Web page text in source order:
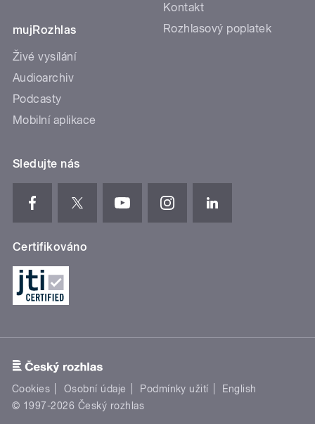
mujRozhlas
Živé vysílání
Audioarchiv
Podcasty
Mobilní aplikace
Kontakt
Rozhlasový poplatek
Sledujte nás
Certifikováno
Cookies Osobní údaje Podmínky užití
English
© 1997-2026 Český rozhlas